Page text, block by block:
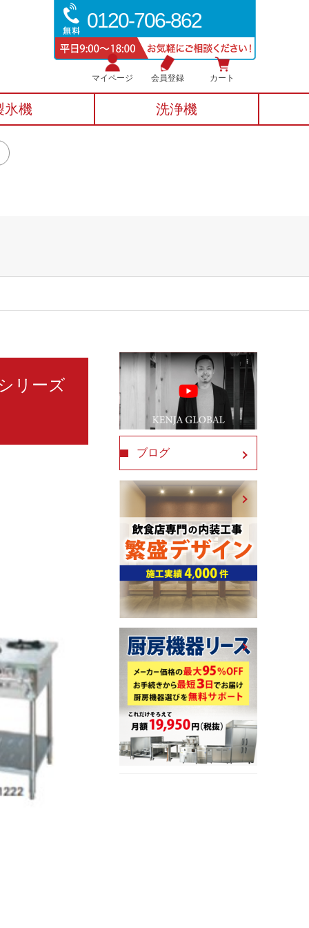
0120-706-862
マイページ 会員登録 カート
氷機 洗浄機
リーズ
ブログ